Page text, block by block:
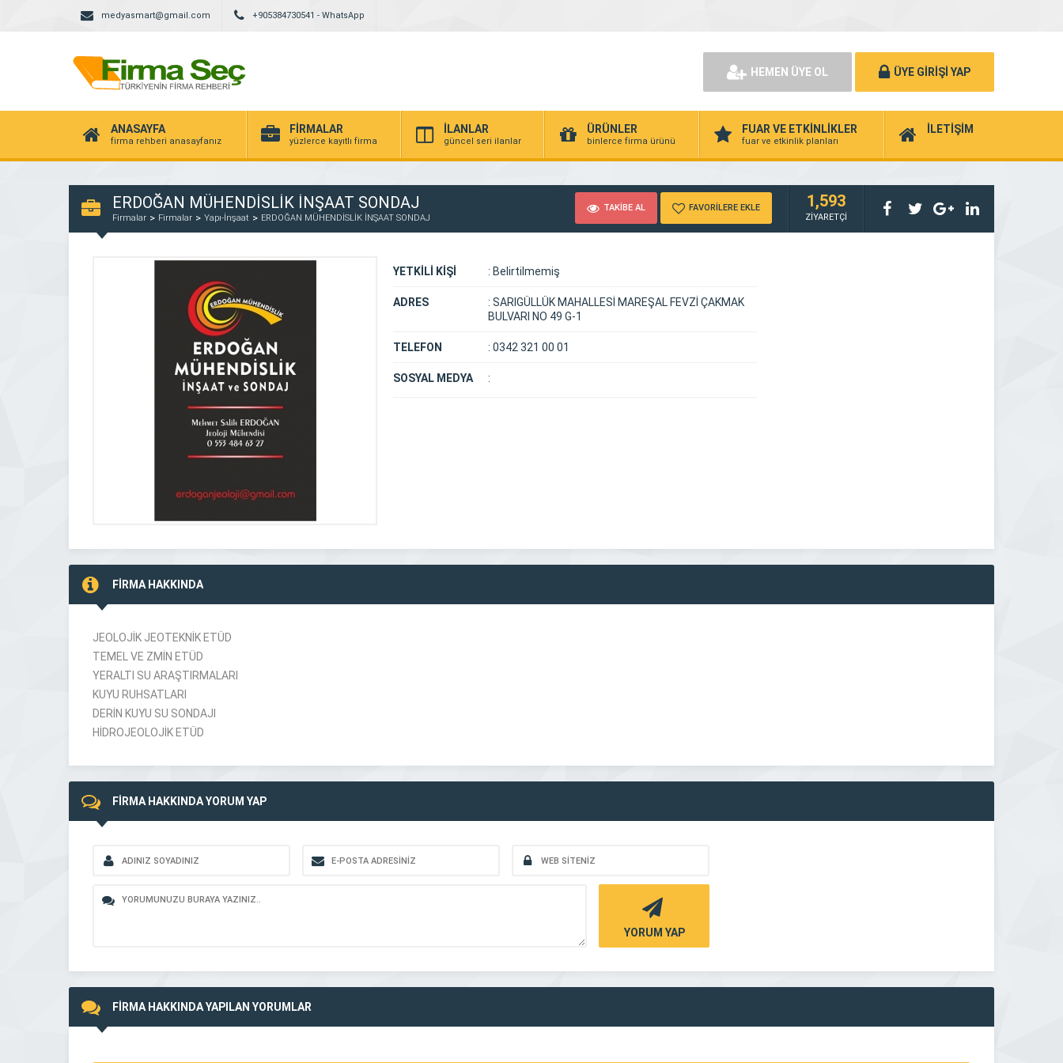
medyasmart@gmail.com +905384730541 - WhatsApp
HEMEN ÜYE OL ÜYE GİRİŞİ YAP
ANASAYFA
firma rehberi anasayfanız
FİRMALAR
yüzlerce kayıtlı firma
İLANLAR
güncel seri ilanlar
ÜRÜNLER
binlerce firma ürünü
FUAR VE ETKİNLİKLER
fuar ve etkinlik planları
İLETİŞİM
ERDOĞAN MÜHENDİSLİK İNŞAAT SONDAJ
Firmalar Firmalar Yapı-İnşaat ERDOĞAN MÜHENDİSLİK İNŞAAT SONDAJ
TAKİBE AL FAVORİLERE EKLE 1,593
ZİYARETÇİ
YETKİLİ KİŞİ : Belirtilmemiş
ADRES : SARIGÜLLÜK MAHALLESİ MAREŞAL FEVZİ ÇAKMAK
BULVARI NO 49 G-1
TELEFON : 0342 321 00 01
SOSYAL MEDYA :
FİRMA HAKKINDA
JEOLOJİK JEOTEKNİK ETÜD
TEMEL VE ZMİN ETÜD
YERALTI SU ARAŞTIRMALARI
KUYU RUHSATLARI
DERİN KUYU SU SONDAJI
HİDROJEOLOJİK ETÜD
FİRMA HAKKINDA YORUM YAP
YORUM YAP
FİRMA HAKKINDA YAPILAN YORUMLAR